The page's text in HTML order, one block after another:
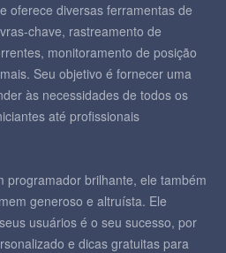
oferece diversas ferramentas de
chave, rastreamento de
monitoramento de posição
Seu objetivo é fornecer uma
às necessidades de todos os
até profissionais
programador brilhante, ele também
generoso e altruísta. Ele
usuários é o seu sucesso, por
e dicas gratuitas para